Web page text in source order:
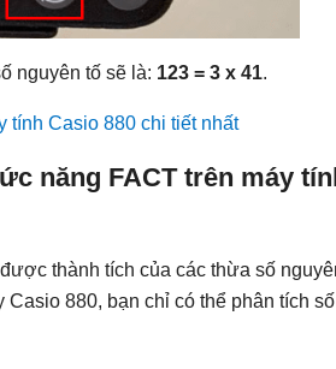
nguyên tố sẽ là: 123 = 3 x 41.
tính Casio 880 chi tiết nhất
năng FACT trên máy
thành tích của các thừa số
880, bạn chỉ có thể phân tích số